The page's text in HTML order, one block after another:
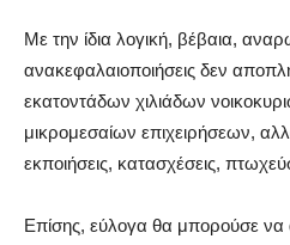
Με την ίδια λογική, βέβαια,
ανακεφαλαιοποιήσεις δεν
εκατοντάδων χιλιάδων
μικρομεσαίων επιχειρήσεων,
εκποιήσεις, κατασχέσεις,
Επίσης, εύλογα θα μπορούσε να